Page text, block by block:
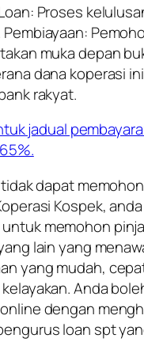
Proses
Pembiayaan:
muka depan
dana koperasi
rakyat.
jadual
dapat
Kospek,
memohon
lain yang
yang mudah,
Anda
dengan
loan spt